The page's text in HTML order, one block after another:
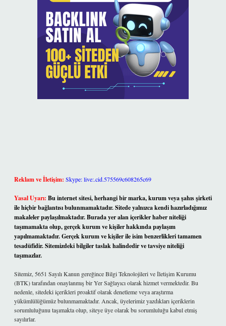
Reklam ve İletişim: Skype: live:.cid.575569c608265c69
Yasal Uyarı: Bu internet sitesi, herhangi bir marka, kurum veya şahıs şirketi
ile hiçbir bağlantısı bulunmamaktadır. Sitede yalnızca kendi hazırladığımız
makaleler paylaşılmaktadır. Burada yer alan içerikler haber niteliği
taşımamakta olup, gerçek kurum ve kişiler hakkında paylaşım
yapılmamaktadır. Gerçek kurum ve kişiler ile isim benzerlikleri tamamen
tesadüfidir. Sitemizdeki bilgiler taslak halindedir ve tavsiye niteliği
taşımazlar.
Sitemiz, 5651 Sayılı Kanun gereğince Bilgi Teknolojileri ve İletişim Kurumu
(BTK) tarafından onaylanmış bir Yer Sağlayıcı olarak hizmet vermektedir. Bu
nedenle, sitedeki içerikleri proaktif olarak denetleme veya araştırma
yükümlülüğümüz bulunmamaktadır. Ancak, üyelerimiz yazdıkları içeriklerin
sorumluluğunu taşımakta olup, siteye üye olarak bu sorumluluğu kabul etmiş
sayılırlar.